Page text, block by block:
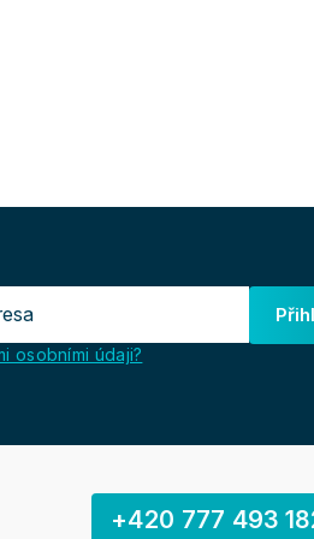
osobními údaji?
+420 777 493